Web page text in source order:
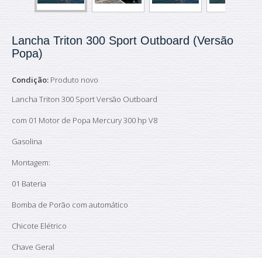
Lancha Triton 300 Sport Outboard (Versão
Popa)
Condição: Produto novo
Lancha Triton 300 Sport Versão Outboard
com 01 Motor de Popa Mercury 300 hp V8
Gasolina
Montagem:
01 Bateria
Bomba de Porão com automático
Chicote Elétrico
Chave Geral